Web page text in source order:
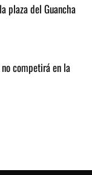
plaza del Guancha
no competirá en la